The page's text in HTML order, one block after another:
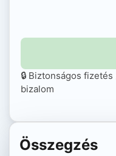
🔒 Biztonságos fizetés
bizalom
Összegzés